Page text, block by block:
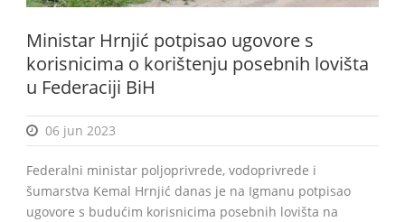
Ministar Hrnjić potpisao ugovore s
korisnicima o korištenju posebnih lovišta
u Federaciji BiH
06 jun 2023
Federalni ministar poljoprivrede, vodoprivrede i
šumarstva Kemal Hrnjić danas je na Igmanu potpisao
ugovore s budućim korisnicima posebnih lovišta na